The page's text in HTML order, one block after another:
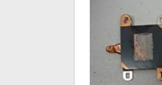
entradas